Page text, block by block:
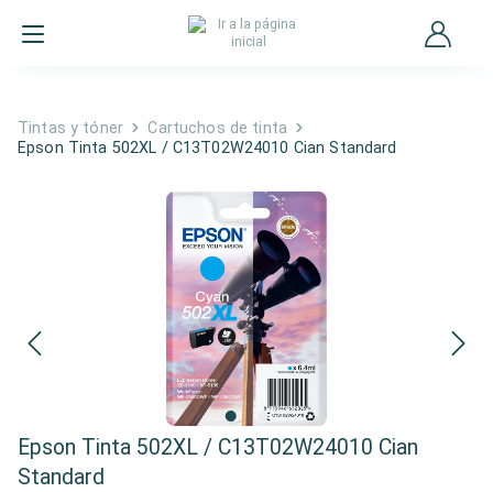
Tintas y tóner
Cartuchos de tinta
Epson Tinta 502XL / C13T02W24010 Cian Standard
Epson Tinta 502XL / C13T02W24010 Cian
Standard